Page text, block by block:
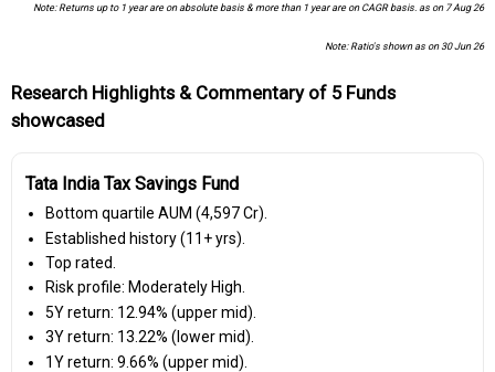
Note: Returns up to 1 year are on absolute basis & more than 1 year are on CAGR basis. as on 7 Aug 26
Note: Ratio's shown as on 30 Jun 26
Research Highlights & Commentary of 5 Funds
showcased
Tata India Tax Savings Fund
Bottom quartile AUM (₹4,597 Cr).
Established history (11+ yrs).
Top rated.
Risk profile: Moderately High.
5Y return: 12.94% (upper mid).
3Y return: 13.22% (lower mid).
1Y return: 9.66% (upper mid).